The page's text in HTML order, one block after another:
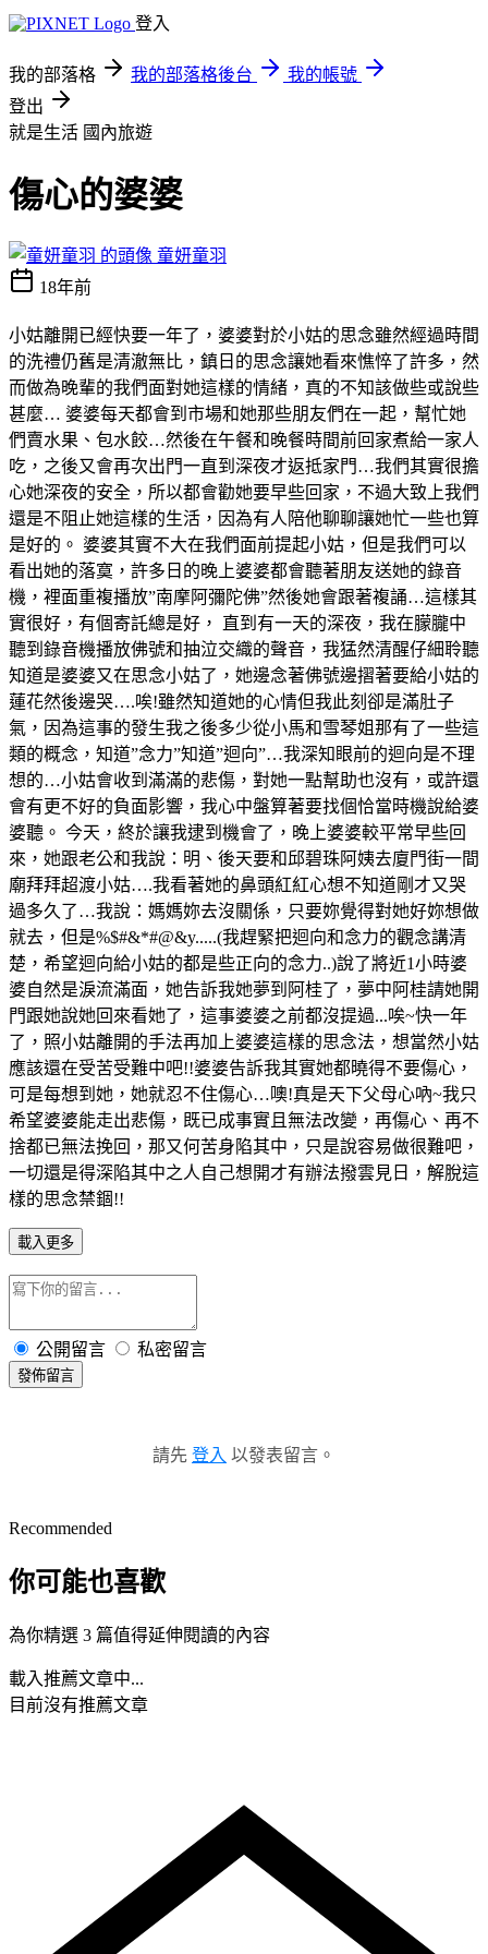
登入
我的部落格 我的部落格後台
我的帳號
登出
就是生活 國內旅遊
傷心的婆婆
童妍童羽
18年前
小姑離開已經快要一年了，婆婆對於小姑的思念雖然經過時間
的洗禮仍舊是清澈無比，鎮日的思念讓她看來憔悴了許多，然
而做為晚輩的我們面對她這樣的情緒，真的不知該做些或說些
甚麼… 婆婆每天都會到市場和她那些朋友們在一起，幫忙她
們賣水果、包水餃…然後在午餐和晚餐時間前回家煮給一家人
吃，之後又會再次出門一直到深夜才返抵家門…我們其實很擔
心她深夜的安全，所以都會勸她要早些回家，不過大致上我們
還是不阻止她這樣的生活，因為有人陪他聊聊讓她忙一些也算
是好的。 婆婆其實不大在我們面前提起小姑，但是我們可以
看出她的落寞，許多日的晚上婆婆都會聽著朋友送她的錄音
機，裡面重複播放”南摩阿彌陀佛”然後她會跟著複誦…這樣其
實很好，有個寄託總是好， 直到有一天的深夜，我在朦朧中
聽到錄音機播放佛號和抽泣交織的聲音，我猛然清醒仔細聆聽
知道是婆婆又在思念小姑了，她邊念著佛號邊摺著要給小姑的
蓮花然後邊哭….唉!雖然知道她的心情但我此刻卻是滿肚子
氣，因為這事的發生我之後多少從小馬和雪琴姐那有了一些這
類的概念，知道”念力”知道”迴向”…我深知眼前的迴向是不理
想的…小姑會收到滿滿的悲傷，對她一點幫助也沒有，或許還
會有更不好的負面影響，我心中盤算著要找個恰當時機說給婆
婆聽。 今天，終於讓我逮到機會了，晚上婆婆較平常早些回
來，她跟老公和我說：明、後天要和邱碧珠阿姨去廈門街一間
廟拜拜超渡小姑….我看著她的鼻頭紅紅心想不知道剛才又哭
過多久了…我說：媽媽妳去沒關係，只要妳覺得對她好妳想做
就去，但是%$#&*#@&y.....(我趕緊把迴向和念力的觀念講清
楚，希望迴向給小姑的都是些正向的念力..)說了將近1小時婆
婆自然是淚流滿面，她告訴我她夢到阿桂了，夢中阿桂請她開
門跟她說她回來看她了，這事婆婆之前都沒提過...唉~快一年
了，照小姑離開的手法再加上婆婆這樣的思念法，想當然小姑
應該還在受苦受難中吧!!婆婆告訴我其實她都曉得不要傷心，
可是每想到她，她就忍不住傷心…噢!真是天下父母心吶~我只
希望婆婆能走出悲傷，既已成事實且無法改變，再傷心、再不
捨都已無法挽回，那又何苦身陷其中，只是說容易做很難吧，
一切還是得深陷其中之人自己想開才有辦法撥雲見日，解脫這
樣的思念禁錮!!
載入更多
公開留言 私密留言
發佈留言
請先 登入 以發表留言。
Recommended
你可能也喜歡
為你精選 3 篇值得延伸閱讀的內容
載入推薦文章中...
目前沒有推薦文章